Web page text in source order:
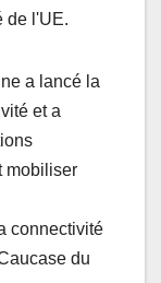
de l'UE.
a lancé la
et a
mobiliser
connectivité
du